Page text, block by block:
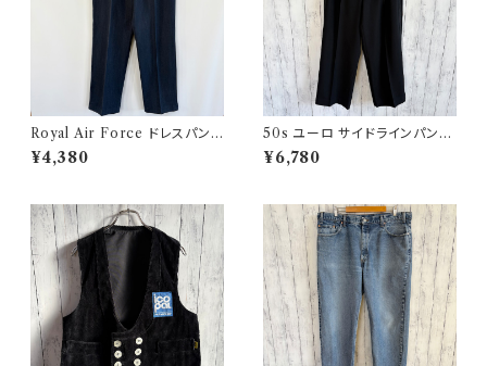
Royal Air Force ドレスパンツ
イギリス軍 スラックス ミリタリ
ーパンツ 8
¥4,380
50s ユーロ サイドラインパンツ
ウールパンツ ワイドスラックドレ
スパンツ
¥6,780